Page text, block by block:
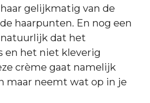
gelijkmatig van de
haarpunten. En nog een
dat het
en het niet kleverig
crème gaat namelijk
maar neemt wat op in je